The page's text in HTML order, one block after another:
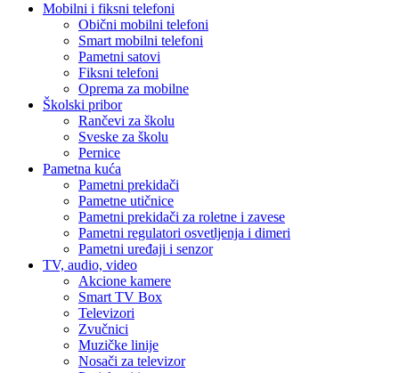
Mobilni i fiksni telefoni
Obični mobilni telefoni
Smart mobilni telefoni
Pametni satovi
Fiksni telefoni
Oprema za mobilne
Školski pribor
Rančevi za školu
Sveske za školu
Pernice
Pametna kuća
Pametni prekidači
Pametne utičnice
Pametni prekidači za roletne i zavese
Pametni regulatori osvetljenja i dimeri
Pametni uređaji i senzor
TV, audio, video
Akcione kamere
Smart TV Box
Televizori
Zvučnici
Muzičke linije
Nosači za televizor